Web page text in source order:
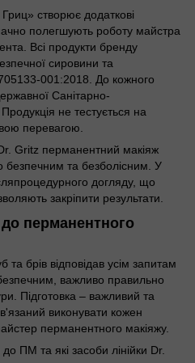
створює додаткові
полегшують роботу майстра
Всі продукти бренду
сировини та
001:2018. До кожного
Санітарно-
не тестується на
перевагою.
Gritz перманентний макіяж
безпечним та безболісним. У
догляду, що
закріпити результати.
до перманентного
брів відповідав усім запитам
важливо правильно
Підготовка – важливий та
виконувати кожен
перманентного макіяжу.
ПМ та які засоби лінійки Dr.